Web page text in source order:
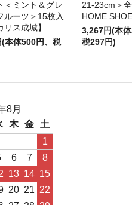
＜ミント＆グレ
ルーツ＞15枚入
リス成城】
本体500円、税
21-23cm＞
HOME
3,267円(本
税297円)
8月
木 金
土
1
6 7
8
13 14 15
20 21 22